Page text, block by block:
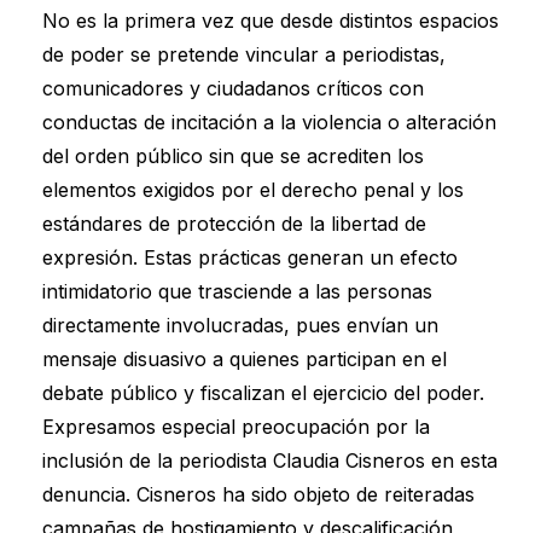
No es la primera vez que desde distintos espacios
de poder se pretende vincular a periodistas,
comunicadores y ciudadanos críticos con
conductas de incitación a la violencia o alteración
del orden público sin que se acrediten los
elementos exigidos por el derecho penal y los
estándares de protección de la libertad de
expresión. Estas prácticas generan un efecto
intimidatorio que trasciende a las personas
directamente involucradas, pues envían un
mensaje disuasivo a quienes participan en el
debate público y fiscalizan el ejercicio del poder.
Expresamos especial preocupación por la
inclusión de la periodista Claudia Cisneros en esta
denuncia. Cisneros ha sido objeto de reiteradas
campañas de hostigamiento y descalificación